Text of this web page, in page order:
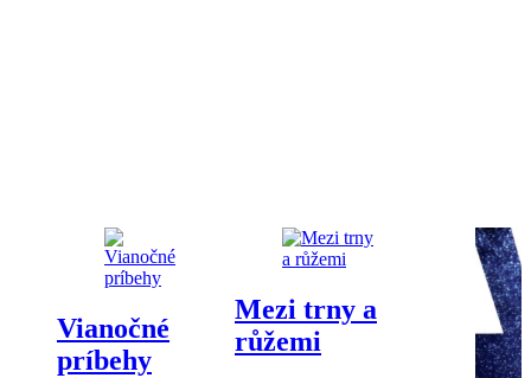
Vianočné
príbehy
Mezi trny a
růžemi